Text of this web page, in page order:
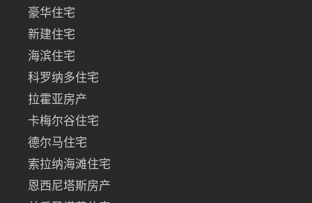
豪华住宅
新建住宅
海滨住宅
科罗纳多住宅
拉霍亚房产
卡梅尔谷住宅
德尔马住宅
索拉纳海滩住宅
恩西尼塔斯房产